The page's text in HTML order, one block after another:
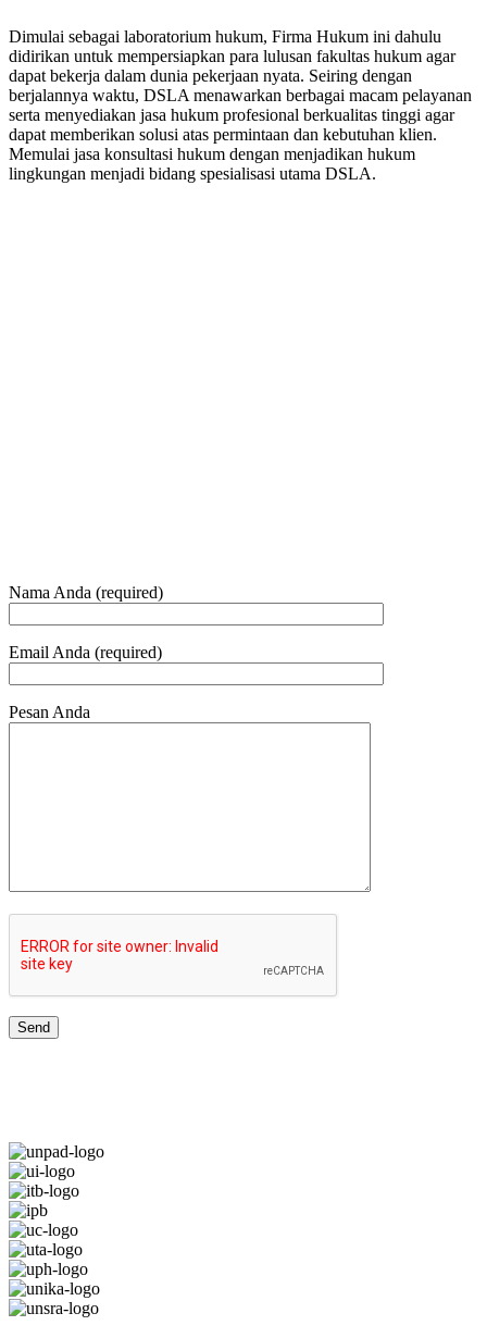
Dimulai sebagai laboratorium hukum, Firma Hukum ini dahulu
didirikan untuk mempersiapkan para lulusan fakultas hukum agar
dapat bekerja dalam dunia pekerjaan nyata. Seiring dengan
berjalannya waktu, DSLA menawarkan berbagai macam pelayanan
serta menyediakan jasa hukum profesional berkualitas tinggi agar
dapat memberikan solusi atas permintaan dan kebutuhan klien.
Memulai jasa konsultasi hukum dengan menjadikan hukum
lingkungan menjadi bidang spesialisasi utama DSLA.
Nama Anda (required)
Email Anda (required)
Pesan Anda